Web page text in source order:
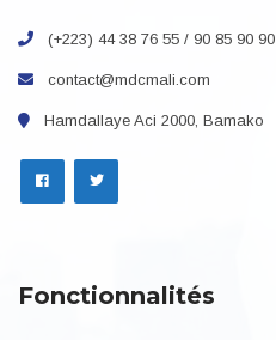
(+223) 44 38 76 55 / 90 85 90 90
contact@mdcmali.com
Hamdallaye Aci 2000, Bamako
Fonctionnalités